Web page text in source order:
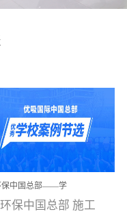
能的团队。汇聚了众
了多项产品技术专利
项国家版权局著作
获得高新技术企业称
生产优势自主生产自
足，优吸公司于2015
州番禺区成功建立产
生产基地，工厂拥有
保中国总部——学
案例(节选)
保中国总部 施工